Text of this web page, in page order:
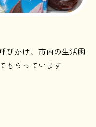
びかけ、市内の生活困
もらっています